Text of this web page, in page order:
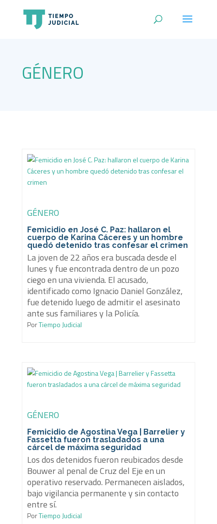
GÉNERO
GÉNERO
Femicidio en José C. Paz: hallaron el
cuerpo de Karina Cáceres y un hombre
quedó detenido tras confesar el crimen
La joven de 22 años era buscada desde el
lunes y fue encontrada dentro de un pozo
ciego en una vivienda. El acusado,
identificado como Ignacio Daniel González,
fue detenido luego de admitir el asesinato
ante sus familiares y la Policía.
PorTiempo Judicial
GÉNERO
Femicidio de Agostina Vega | Barrelier y
Fassetta fueron trasladados a una
cárcel de máxima seguridad
Los dos detenidos fueron reubicados desde
Bouwer al penal de Cruz del Eje en un
operativo reservado. Permanecen aislados,
bajo vigilancia permanente y sin contacto
entre sí.
PorTiempo Judicial